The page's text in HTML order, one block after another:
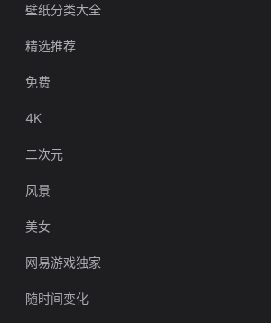
壁纸分类大全
精选推荐
免费
4K
二次元
风景
美女
网易游戏独家
随时间变化